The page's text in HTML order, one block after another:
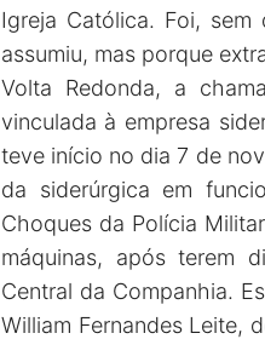
Igreja Católica. Foi,
assumiu, mas porque
Volta Redonda, a
vinculada à empresa
teve início no dia 7 de
da siderúrgica em
Choques da Polícia
máquinas, após terem
Central da Companhia.
William Fernandes Leite,